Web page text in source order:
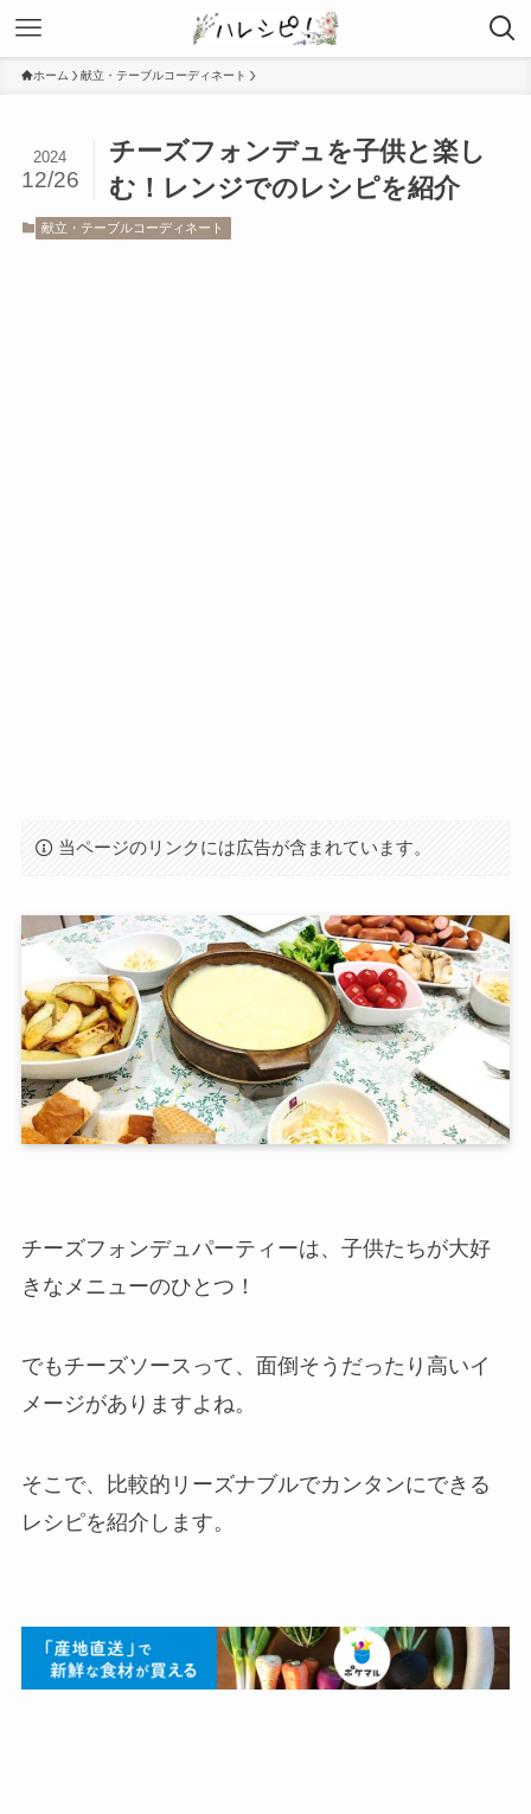
ホーム 献立・テーブルコーディネート
チーズフォンデュを子供と楽し
む！レンジでのレシピを紹介
2024
12/26
献立・テーブルコーディネート
当ページのリンクには広告が含まれています。
チーズフォンデュパーティーは、子供たちが大好
きなメニューのひとつ！
でもチーズソースって、面倒そうだったり高いイ
メージがありますよね。
そこで、比較的リーズナブルでカンタンにできる
レシピを紹介します。